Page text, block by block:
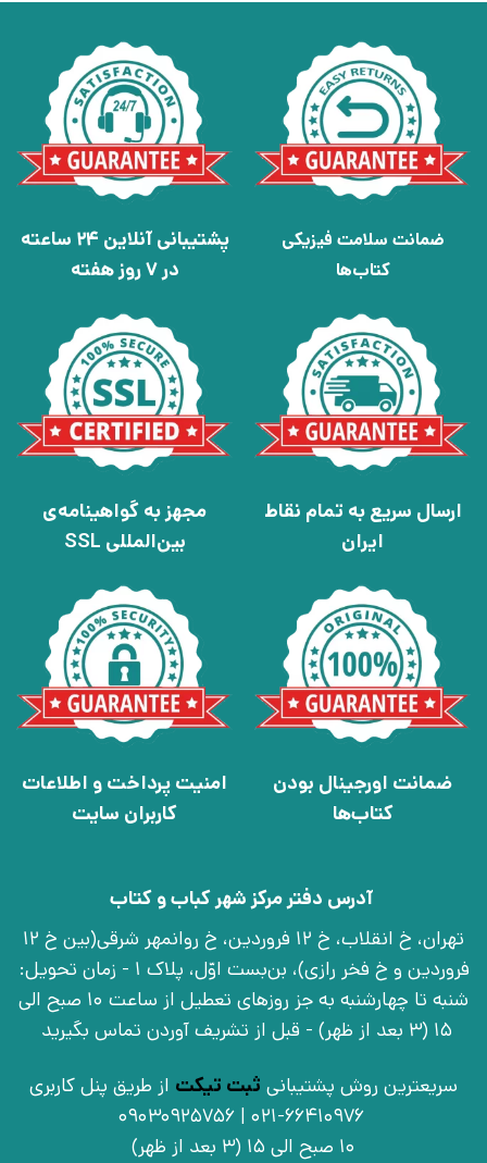
ضمانت سلامت فیزیکی
کتاب‌ها
پشتیبانی آنلاین 24 ساعته
در 7 روز هفته
ارسال سریع به تمام نقاط
ایران
مجهز به گواهینامه‌ی
بین‌المللی SSL
ضمانت اورجینال بودن
کتاب‌ها
امنیت پرداخت و اطلاعات
کاربران سایت
آدرس دفتر مرکز شهر کباب و کتاب
تهران، خ انقلاب، خ 12 فروردین، خ روانمهر شرقی(بین خ 12
فروردین و خ فخر رازی)، بن‌بست اوّل، پلاک 1 - زمان تحویل:
شنبه تا چهارشنبه به جز روزهای تعطیل از ساعت 10 صبح الی
15 (3 بعد از ظهر) - قبل از تشریف آوردن تماس بگیرید
سریعترین روش پشتیبانی ثبت تیکت از طریق پنل کاربری
021-66410976 | 09030925756
10 صبح الی 15 (3 بعد از ظهر)